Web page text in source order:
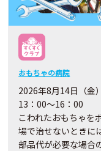
おもちゃの病院
2026年8月14日（金）
13：00～16：00
こわれたおもちゃを
場で治せないときに
部品代が必要な場合